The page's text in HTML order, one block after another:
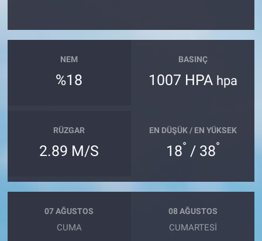
NEM
%18
BASINÇ
1007 HPA hpa
RÜZGAR
2.89 M/S
EN DÜŞÜK / EN YÜKSEK
18° / 38°
07 AĞUSTOS
CUMA
08 AĞUSTOS
CUMARTESI